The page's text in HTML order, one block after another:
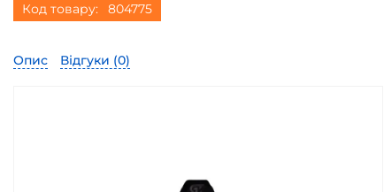
Код товару: 804775
Опис Відгуки (0)